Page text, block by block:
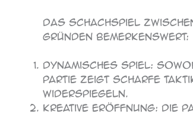
Das Schachspiel
Gründen bemerkenswert:
Dynamisches Spiel:
Partie zeigt scharfe
widerspiegeln.
Kreative Eröffnung: Die